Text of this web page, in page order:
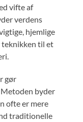
vifte af
verdens
hjemlige
teknikken til et
gør
byder
ofte er mere
traditionelle